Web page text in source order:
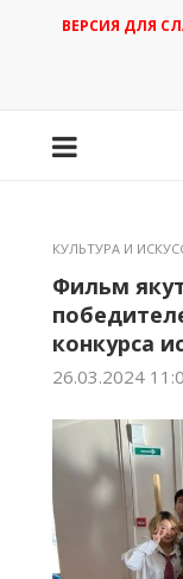
ВЕРСИЯ ДЛЯ
КУЛЬТУРА И
Фильм
конкурса
26.03.2024